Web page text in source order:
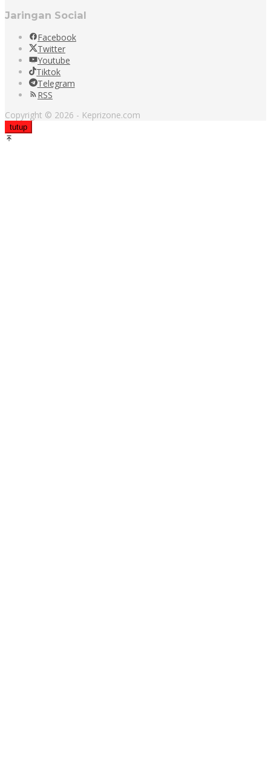
Jaringan Social
Facebook
Twitter
Youtube
Tiktok
Telegram
RSS
Copyright © 2026 - Keprizone.com
tutup